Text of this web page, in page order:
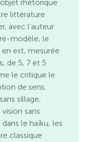
rhétorique
littérature
avec l’auteur
modèle, le
en est, mesurée
de 5, 7 et 5
le critique le
de sens.
sillage,
sans
le haïku, les
classique